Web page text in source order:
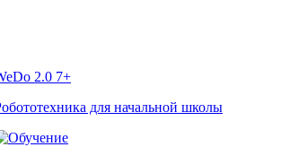
2.0 7+
для начальной школы